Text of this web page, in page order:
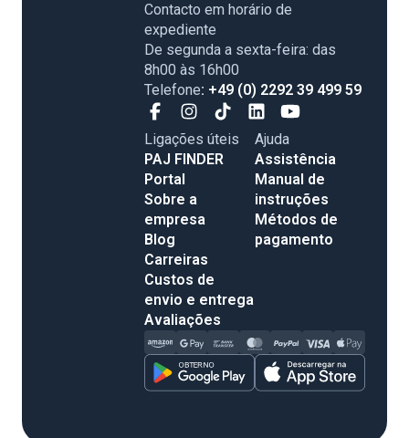
Contacto em horário de
expediente
De segunda a sexta-feira: das
8h00 às 16h00
Telefone: +49 (0) 2292 39 499 59
Ligações úteis
PAJ FINDER
Portal
Sobre a
empresa
Blog
Carreiras
Custos de
envio e entrega
Avaliações
Ajuda
Assistência
Manual de
instruções
Métodos de
pagamento